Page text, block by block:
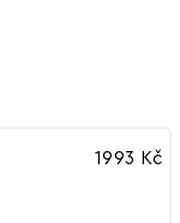
1993 Kč